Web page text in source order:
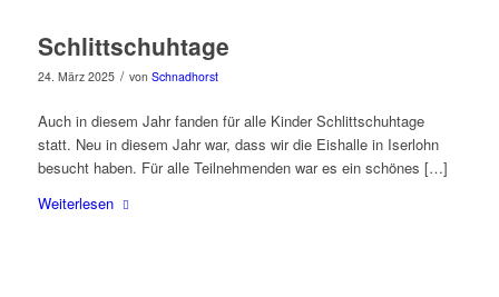
Schlittschuhtage
24. März 2025 / von Schnadhorst
Auch in diesem Jahr fanden für alle Kinder Schlittschuhtage
statt. Neu in diesem Jahr war, dass wir die Eishalle in Iserlohn
besucht haben. Für alle Teilnehmenden war es ein schönes […]
Weiterlesen